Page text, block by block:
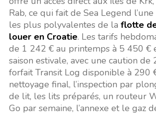
Rab, ce qui fait de Sea Legend
les plus polyvalentes de la flotte
louer en Croatie. Les tarifs
de 1 242 € au printemps à 5 450 €
saison estivale, avec une caution
forfait Transit Log disponible à 290
nettoyage final, l’inspection par
de lit, les lits préparés, un routeur
Go par semaine, l’annexe et le gaz